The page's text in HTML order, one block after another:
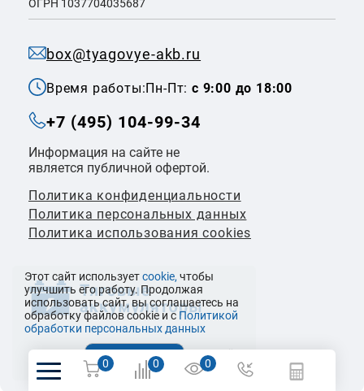
box@tyagovye-akb.ru
Время работы:Пн-Пт:с 9:00 до 18:00
+7 (495) 104-99-34
Информация на сайте не
является публичной офертой.
Политика конфиденциальности
Политикa персональных данных
Политика использования cookies
ОГРН 1037704035687
© 2026 ООО «Налко Трейдинг»
0 0 0
Этот сайт используетcookie, чтобы
улучшить его работу. Продолжая
использовать сайт, вы соглашаетесь на
обработку файлов cookie и с Политикой
обработки персональных данных